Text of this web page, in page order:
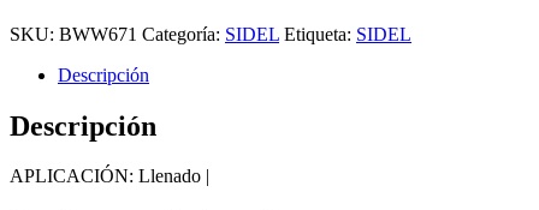
SKU: BWW671 Categoría: SIDEL Etiqueta: SIDEL
Descripción
Descripción
APLICACIÓN: Llenado |